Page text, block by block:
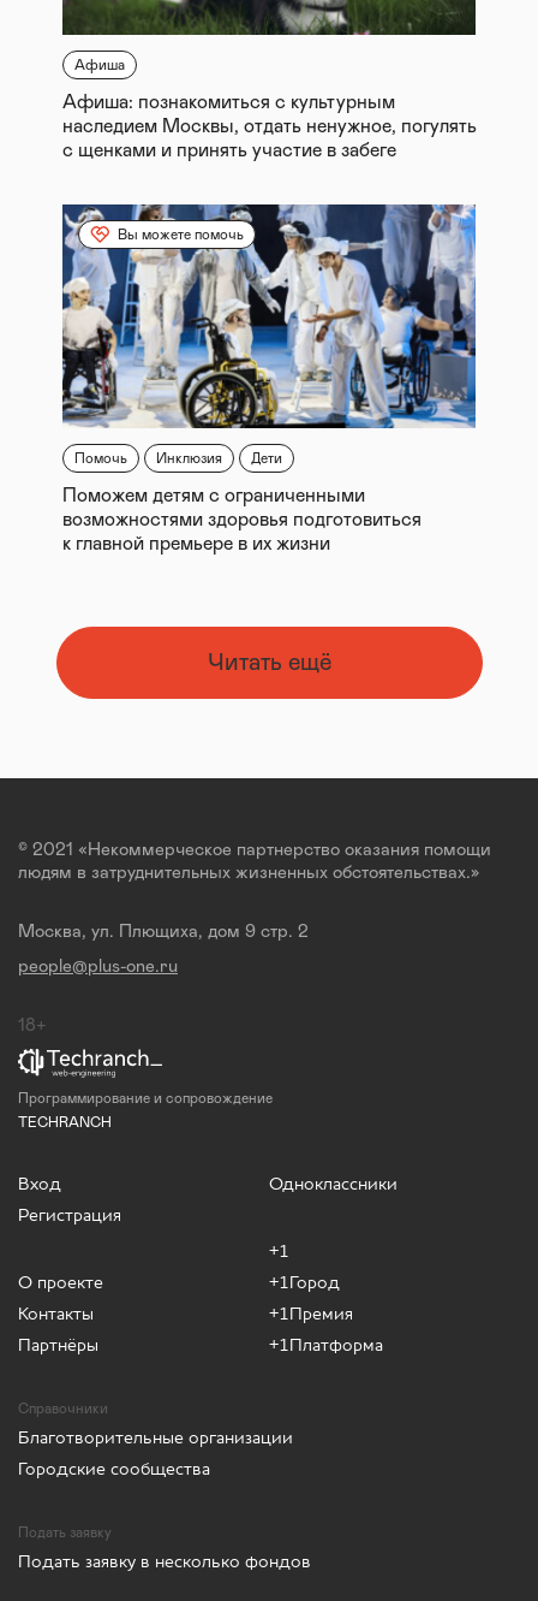
Афиша
Афиша: познакомиться с культурным
наследием Москвы, отдать ненужное, погулять
с щенками и принять участие в забеге
Вы можете помочь
Помочь Инклюзия Дети
Поможем детям с ограниченными
возможностями здоровья подготовиться
к главной премьере в их жизни
Читать ещё
© 2021 «Некоммерческое партнерство оказания помощи
людям в затруднительных жизненных обстоятельствах.»
Москва, ул. Плющиха, дом 9 стр. 2
people@plus-one.ru
18+
Программирование и сопровождение
TECHRANCH
Вход
Регистрация
О проекте
Контакты
Партнёры
Одноклассники
+1
+1Город
+1Премия
+1Платформа
Справочники
Благотворительные организации
Городские сообщества
Подать заявку
Подать заявку в несколько фондов